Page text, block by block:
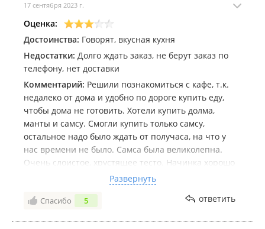
17 сентября 2023 г.
Оценка:
Достоинства: Говорят, вкусная кухня
Недостатки: Долго ждать заказ, не берут заказ по
телефону, нет доставки
Комментарий: Решили познакомиться с кафе, т.к.
недалеко от дома и удобно по дороге купить еду,
чтобы дома не готовить. Хотели купить долма,
манты и самсу. Смогли купить только самсу,
остальное надо было ждать от получаса, на что у
нас времени не было. Самса была великолепна.
Очень слоистое, хрустящее тесто. Начинка хорошо
запечатана, сочная. Стоила самса 120 руб. От
восторга оставили хвалебный отзыв на сайте кафе.
На следующей день решили заглянуть за самсой
Развернуть
Спасибо 5 ответить